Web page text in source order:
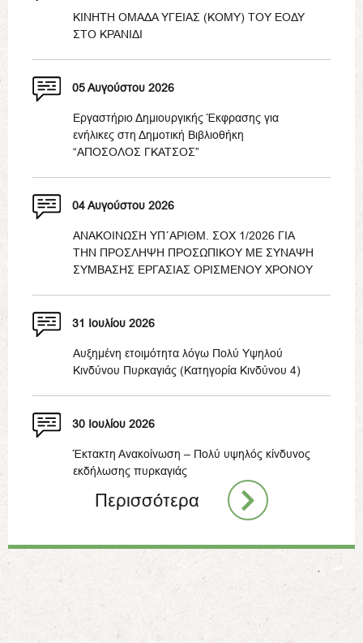
ΚΙΝΗΤΗ ΟΜΑΔΑ ΥΓΕΙΑΣ (ΚΟΜΥ) ΤΟΥ ΕΟΔΥ
ΣΤΟ ΚΡΑΝΙΔΙ
05 Αυγούστου 2026
Εργαστήριο Δημιουργικής Έκφρασης για
ενήλικες στη Δημοτική Βιβλιοθήκη
“ΑΠΟΣΟΛΟΣ ΓΚΑΤΣΟΣ”
04 Αυγούστου 2026
ΑΝΑΚΟΙΝΩΣΗ ΥΠ΄ΑΡΙΘΜ. ΣΟΧ 1/2026 ΓΙΑ
ΤΗΝ ΠΡΟΣΛΗΨΗ ΠΡΟΣΩΠΙΚΟΥ ΜΕ ΣΥΝΑΨΗ
ΣΥΜΒΑΣΗΣ ΕΡΓΑΣΙΑΣ ΟΡΙΣΜΕΝΟΥ ΧΡΟΝΟΥ
31 Ιουλίου 2026
Αυξημένη ετοιμότητα λόγω Πολύ Υψηλού
Κινδύνου Πυρκαγιάς (Κατηγορία Κινδύνου 4)
30 Ιουλίου 2026
Έκτακτη Ανακοίνωση – Πολύ υψηλός κίνδυνος
εκδήλωσης πυρκαγιάς
Περισσότερα